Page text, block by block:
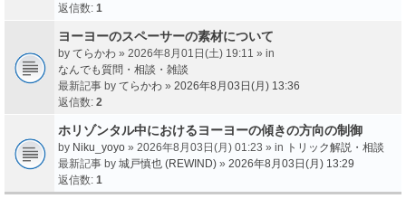
返信数: 1
ヨーヨーのスペーサーの素材について
by てらかわ » 2026年8月01日(土) 19:11 » in
なんでも質問・相談・雑談
最新記事 by てらかわ » 2026年8月03日(月) 13:36
返信数: 2
ホリゾンタル中におけるヨーヨーの傾きの方向の制御
by Niku_yoyo » 2026年8月03日(月) 01:23 » in トリック解説・相談
最新記事 by 城戸慎也 (REWIND) » 2026年8月03日(月) 13:29
返信数: 1